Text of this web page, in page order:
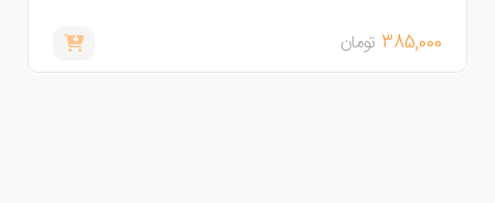
385,000 تومان